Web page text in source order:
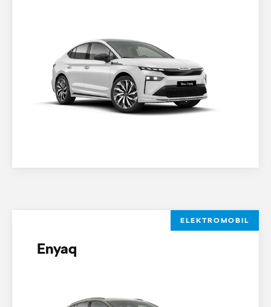
ELEKTROMOBIL
Enyaq